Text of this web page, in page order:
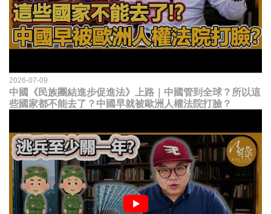
2026-07-09
中國《民族團結進步促進法》上路｜中國管到全球？所以這
些國家都不能去了？中國早就被歐洲人權法院打臉？